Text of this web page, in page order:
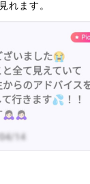
れます。